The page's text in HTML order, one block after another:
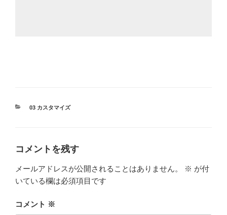
カ
03 カスタマイズ
コメントを残す
メールアドレスが公開されることはありません。 ※ が付
いている欄は必須項目です
コメント ※